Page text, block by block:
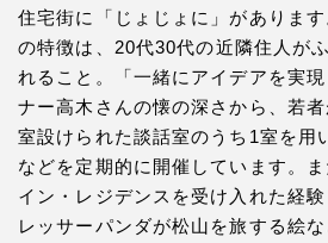
住宅街に「じょじょに」がありま
の特徴は、20代30代の近隣住人が
れること。「一緒にアイデアを実
ナー高木さんの懐の深さから、若
室設けられた談話室のうち1室を用
などを定期的に開催しています。ま
イン・レジデンスを受け入れた経
レッサーパンダが松山を旅する絵